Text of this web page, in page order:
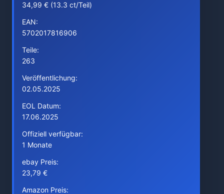
34,99 € (13.3 ct/Teil)
EAN:
5702017816906
Teile:
263
Veröffentlichung:
02.05.2025
EOL Datum:
17.06.2025
Offiziell verfügbar:
1 Monate
ebay Preis:
23,79 €
Amazon Preis: